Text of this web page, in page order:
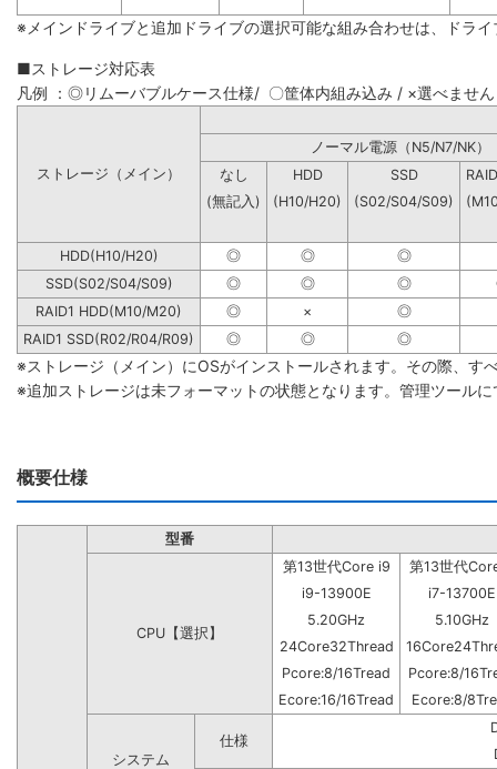
※メインドライブと追加ドライブの選択可能な組み合わせは、ドラ
■ストレージ対応表
凡例 ：◎リムーバブルケース仕様/ 〇筐体内組み込み / ×選べません
ノーマル電源（N5/
ストレージ（メイン）
なし HDD SSD
(無記入)
(H10/H20) (S02/S04/S09)
HDD(H10/H20) ◎ ◎
◎
SSD(S02/S04/S09)
◎ ◎ ◎
RAID1 HDD(M10/M20)
◎ ×
◎
RAID1 SSD(R02/R04/R09)
◎ ◎ ◎
※ストレージ（メイン）にOSがインストールされます。その際、す
※追加ストレージは未フォーマットの状態となります。管理ツール
概要仕様
型番
CPU【選択】
第13世代Core i9
第13世代
i9-13900E
i7-13700E
5.20GHz
5.10GHz
24Core32Thread
Pcore:8/16Tread
Pcore:8/
Ecore:16/16Tread
Ecore:8/
システム
仕様